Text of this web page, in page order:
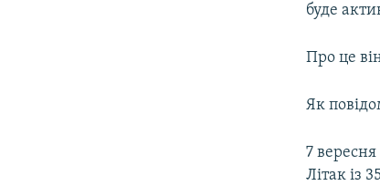
буде
Про це
Як
7
Літак із